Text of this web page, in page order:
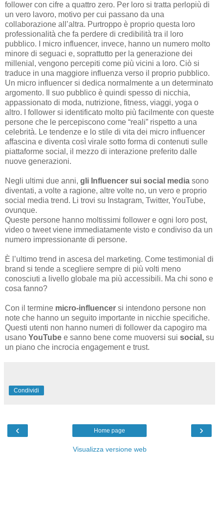
follower con cifre a quattro zero. Per loro si tratta perlopiù di
un vero lavoro, motivo per cui passano da una
collaborazione all’altra. Purtroppo è proprio questa loro
professionalità che fa perdere di credibilità tra il loro
pubblico. I micro influencer, invece, hanno un numero molto
minore di seguaci e, soprattutto per la generazione dei
millenial, vengono percepiti come più vicini a loro. Ciò si
traduce in una maggiore influenza verso il proprio pubblico.
Un micro influencer si dedica normalmente a un determinato
argomento. Il suo pubblico è quindi spesso di nicchia,
appassionato di moda, nutrizione, fitness, viaggi, yoga o
altro. I follower si identificato molto più facilmente con queste
persone che le percepiscono come “reali” rispetto a una
celebrità. Le tendenze e lo stile di vita dei micro influencer
affascina e diventa così virale sotto forma di contenuti sulle
piattaforme social, il mezzo di interazione preferito dalle
nuove generazioni.
Negli ultimi due anni, gli Influencer sui social media sono
diventati, a volte a ragione, altre volte no, un vero e proprio
social media trend. Li trovi su Instagram, Twitter, YouTube,
ovunque.
Queste persone hanno moltissimi follower e ogni loro post,
video o tweet viene immediatamente visto e condiviso da un
numero impressionante di persone.
È l’ultimo trend in ascesa del marketing. Come testimonial di
brand si tende a scegliere sempre di più volti meno
conosciuti a livello globale ma più accessibili. Ma chi sono e
cosa fanno?
Con il termine micro-influencer si intendono persone non
note che hanno un seguito importante in nicchie specifiche.
Questi utenti non hanno numeri di follower da capogiro ma
usano YouTube e sanno bene come muoversi sui social, su
un piano che incrocia engagement e trust.
Condividi
‹ ›
Home page
Visualizza versione web